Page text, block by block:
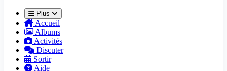
Plus
Accueil
Albums
Activités
Discuter
Sortir
Aide